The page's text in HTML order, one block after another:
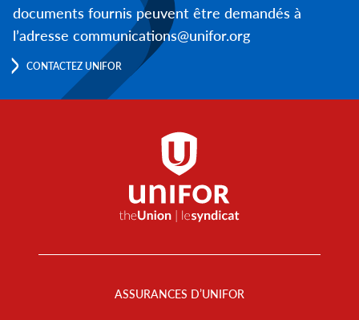
documents fournis peuvent être demandés à
l’adresse communications@unifor.org
CONTACTEZ UNIFOR
ASSURANCES D’UNIFOR